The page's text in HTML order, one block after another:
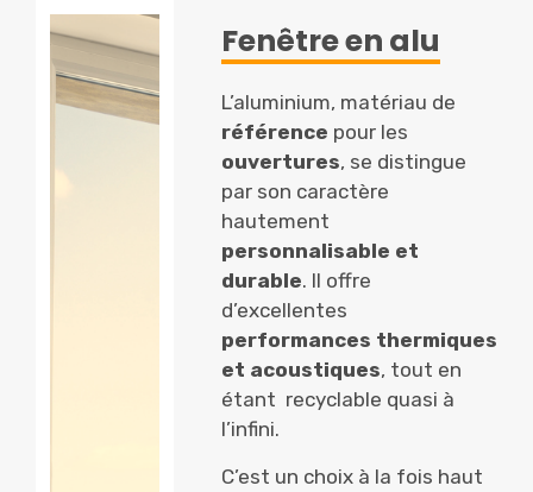
Fenêtre en alu
L’aluminium, matériau de
référence pour les
ouvertures, se distingue
par son caractère
hautement
personnalisable et
durable. Il offre
d’excellentes
performances thermiques
et acoustiques, tout en
étant recyclable quasi à
l’infini.
C’est un choix à la fois haut